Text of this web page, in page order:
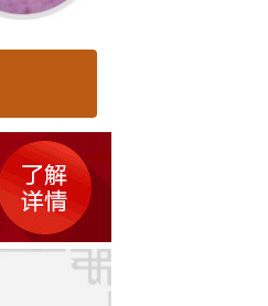
斑
增
和